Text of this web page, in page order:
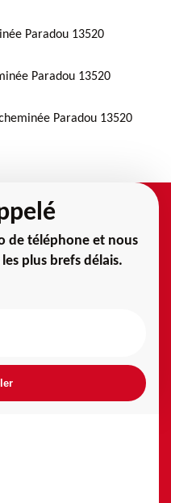
Paradou 13520
Paradou 13520
Paradou 13520
de téléphone et nous
plus brefs délais.